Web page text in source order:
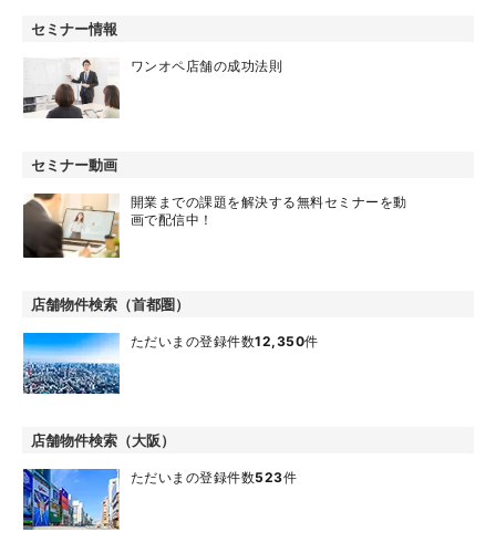
セミナー情報
ワンオペ店舗の成功法則
セミナー動画
開業までの課題を解決する無料セミナーを動
画で配信中！
店舗物件検索（首都圏）
ただいまの登録件数12,350件
店舗物件検索（大阪）
ただいまの登録件数523件